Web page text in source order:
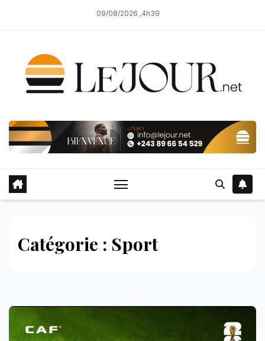
09/08/2026 ,4h39
Catégorie : Sport